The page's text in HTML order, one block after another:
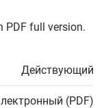
PDF full version.
Действующий
(PDF)